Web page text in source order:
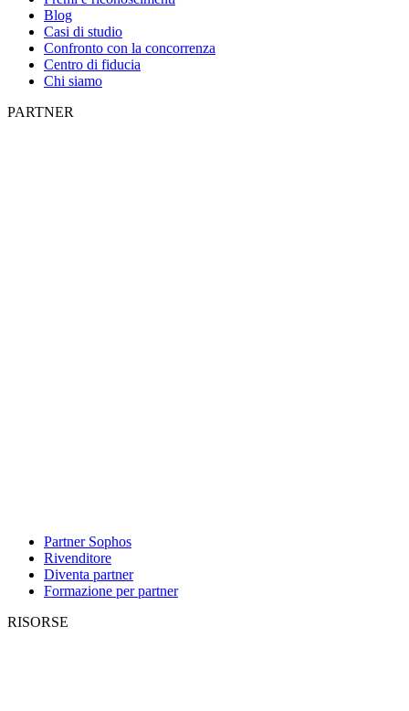
Blog
Casi di studio
Confronto con la concorrenza
Centro di fiducia
Chi siamo
PARTNER
Partner Sophos
Rivenditore
Diventa partner
Formazione per partner
RISORSE